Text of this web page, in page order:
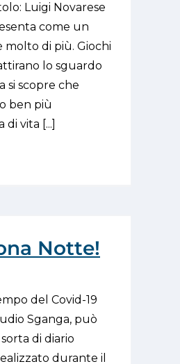
Luigi Novarese
come un
molto di più. Giochi
lo sguardo
si scopre che
ben più
vita [...]
Notte!
del Covid-19
Sganga, può
di diario
durante il